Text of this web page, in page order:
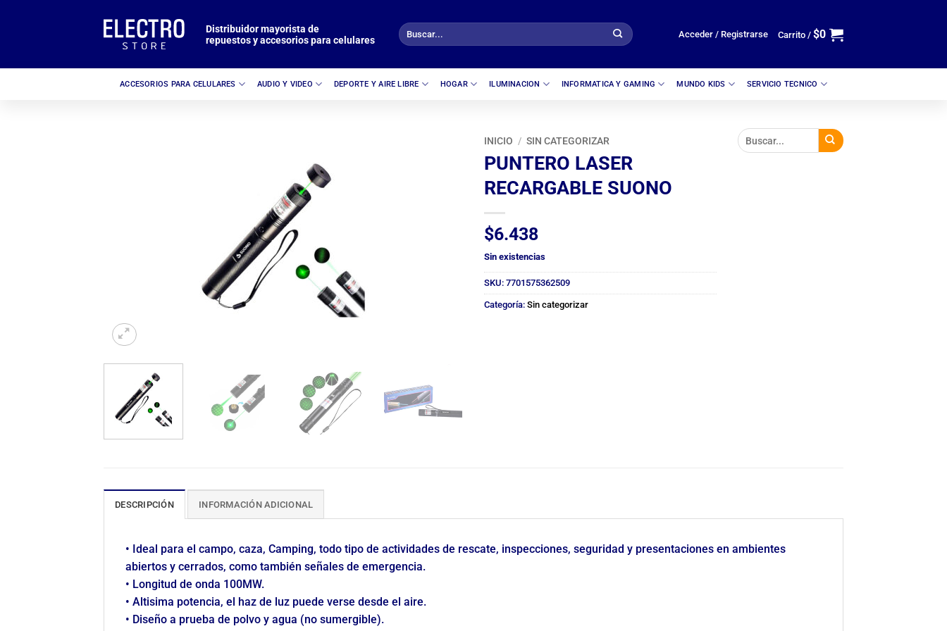
Distribuidor mayorista de
repuestos y accesorios para celulares
Buscar
por:
Acceder / Registrarse Carrito / $0
ACCESORIOS PARA CELULARES AUDIO Y VIDEO DEPORTE Y AIRE LIBRE HOGAR ILUMINACION INFORMATICA Y GAMING MUNDO KIDS SERVICIO TECNICO
INICIO / SIN CATEGORIZAR
PUNTERO LASER
RECARGABLE SUONO
$6.438
Sin existencias
SKU: 7701575362509
Categoría: Sin categorizar
DESCRIPCIÓN INFORMACIÓN ADICIONAL
• Ideal para el campo, caza, Camping, todo tipo de actividades de rescate, inspecciones, seguridad y presentaciones en ambientes
abiertos y cerrados, como también señales de emergencia.
• Longitud de onda 100MW.
• Altisima potencia, el haz de luz puede verse desde el aire.
• Diseño a prueba de polvo y agua (no sumergible).